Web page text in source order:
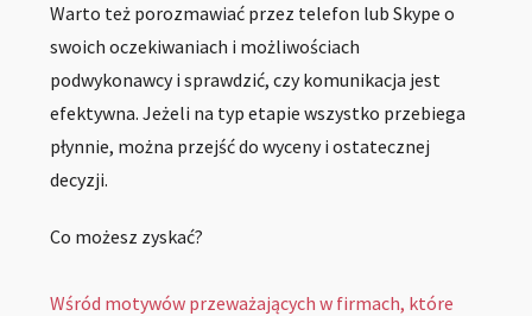
Warto też porozmawiać przez telefon lub Skype o
swoich oczekiwaniach i możliwościach
podwykonawcy i sprawdzić, czy komunikacja jest
efektywna. Jeżeli na typ etapie wszystko przebiega
płynnie, można przejść do wyceny i ostatecznej
decyzji.
Co możesz zyskać?
Wśród motywów przeważających w firmach, które